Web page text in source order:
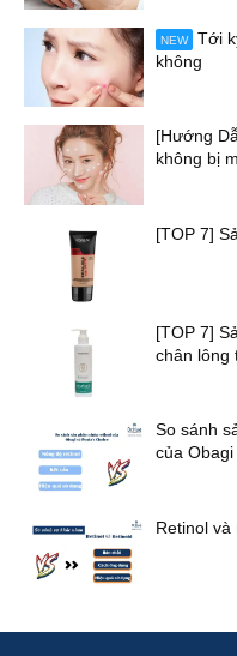
NEW
Tới
không
[Hướng
không bị
[TOP 7]
[TOP 7]
chân lông
So sánh
của
Retinol